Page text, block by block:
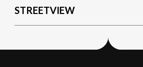
STREETVIEW